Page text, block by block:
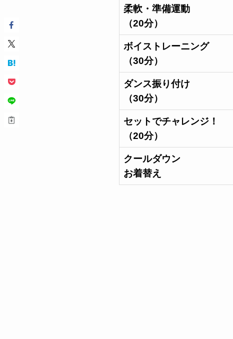
柔軟・準備運動
（20分）
ボイストレーニング
（30分）
ダンス振り付け
（30分）
セットでチャレンジ！
（20分）
クールダウン
お着替え